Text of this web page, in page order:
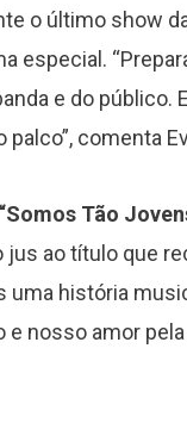
o último show
especial.
e do público.
comenta
“Somos Tão
ao título que
uma história
e nosso amor